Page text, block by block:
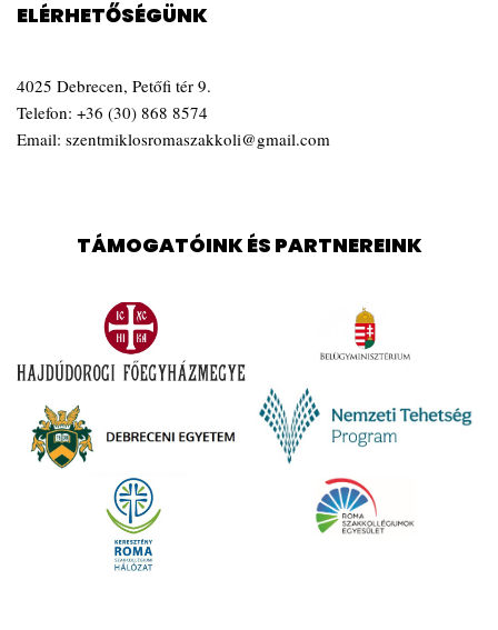
ELÉRHETŐSÉGÜNK
4025 Debrecen, Petőfi tér 9.
Telefon: +36 (30) 868 8574
Email: szentmiklosromaszakkoli@gmail.com
TÁMOGATÓINK ÉS PARTNEREINK